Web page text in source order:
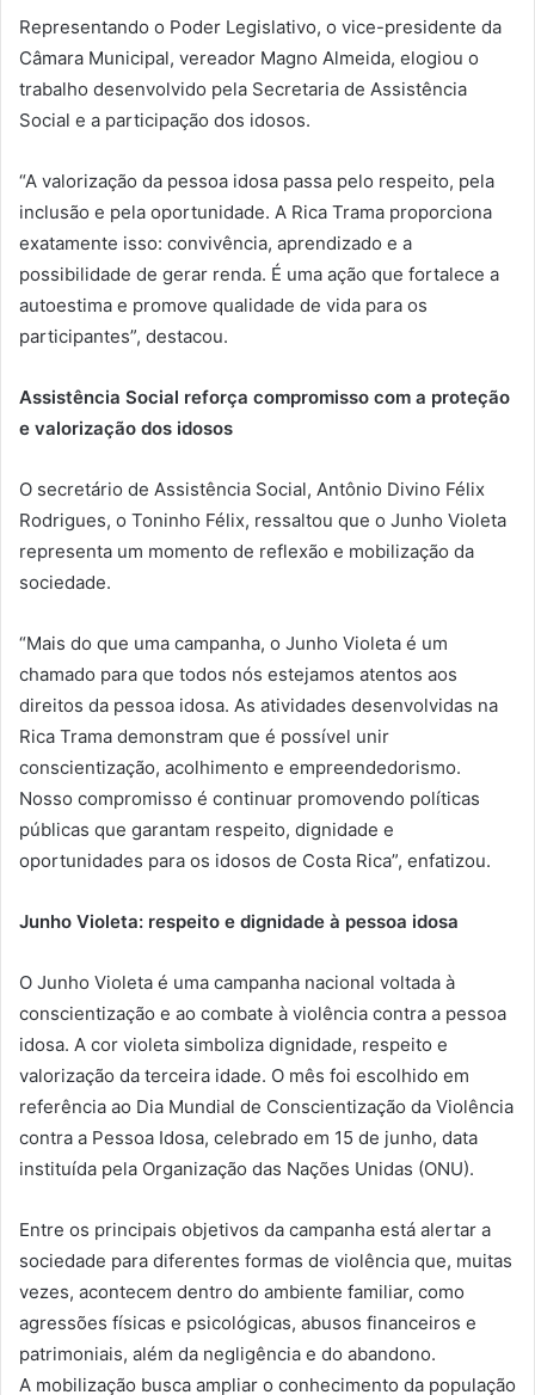
Representando o Poder Legislativo, o vice-presidente da
Câmara Municipal, vereador Magno Almeida, elogiou o
trabalho desenvolvido pela Secretaria de Assistência
Social e a participação dos idosos.
“A valorização da pessoa idosa passa pelo respeito, pela
inclusão e pela oportunidade. A Rica Trama proporciona
exatamente isso: convivência, aprendizado e a
possibilidade de gerar renda. É uma ação que fortalece a
autoestima e promove qualidade de vida para os
participantes”, destacou.
Assistência Social reforça compromisso com a proteção
e valorização dos idosos
O secretário de Assistência Social, Antônio Divino Félix
Rodrigues, o Toninho Félix, ressaltou que o Junho Violeta
representa um momento de reflexão e mobilização da
sociedade.
“Mais do que uma campanha, o Junho Violeta é um
chamado para que todos nós estejamos atentos aos
direitos da pessoa idosa. As atividades desenvolvidas na
Rica Trama demonstram que é possível unir
conscientização, acolhimento e empreendedorismo.
Nosso compromisso é continuar promovendo políticas
públicas que garantam respeito, dignidade e
oportunidades para os idosos de Costa Rica”, enfatizou.
Junho Violeta: respeito e dignidade à pessoa idosa
O Junho Violeta é uma campanha nacional voltada à
conscientização e ao combate à violência contra a pessoa
idosa. A cor violeta simboliza dignidade, respeito e
valorização da terceira idade. O mês foi escolhido em
referência ao Dia Mundial de Conscientização da Violência
contra a Pessoa Idosa, celebrado em 15 de junho, data
instituída pela Organização das Nações Unidas (ONU).
Entre os principais objetivos da campanha está alertar a
sociedade para diferentes formas de violência que, muitas
vezes, acontecem dentro do ambiente familiar, como
agressões físicas e psicológicas, abusos financeiros e
patrimoniais, além da negligência e do abandono.
A mobilização busca ampliar o conhecimento da população